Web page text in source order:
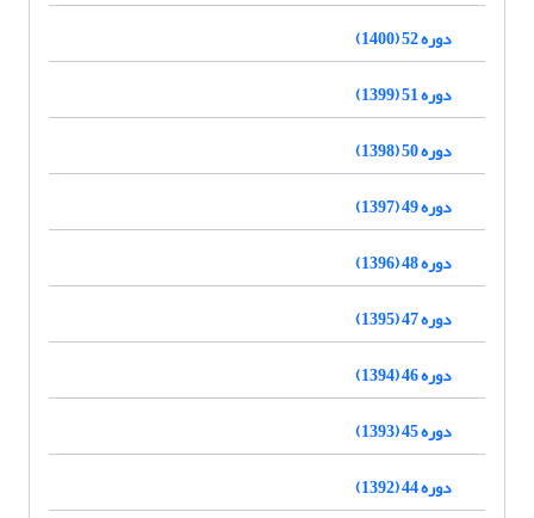
دوره 52 (1400)
دوره 51 (1399)
دوره 50 (1398)
دوره 49 (1397)
دوره 48 (1396)
دوره 47 (1395)
دوره 46 (1394)
دوره 45 (1393)
دوره 44 (1392)